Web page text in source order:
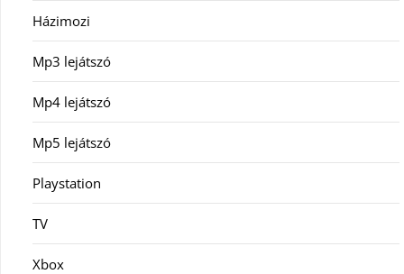
Házimozi
Mp3 lejátszó
Mp4 lejátszó
Mp5 lejátszó
Playstation
TV
Xbox